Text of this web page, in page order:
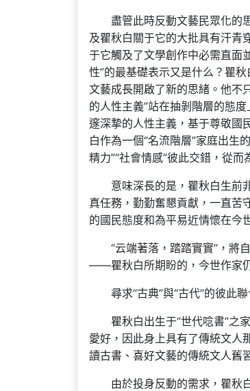
盡管此時反動文藝民眾化的
及瞿秋白關于它的大批具有汗青
于它觸及了文學創作中必需直面
性”的最基礎表示又是什么？瞿
文藝成長開啟了新的思緒。他不
的人性主義”站在抽剝階層的態
邃深摯的人性主義，基于尊敬國
白作為一個“名流階層”家庭出生
精力”“社會情感”彼此交錯，從
意味深長的是，瞿秋白生前
真任務，勤勤奮懇貢獻，一直苦
的國民態度和為平易近情懷在今
“云端著落，踏踏實實”，將
——瞿秋白所期盼的，今世作家
尋求“古典”與“古代”的彼此
瞿秋白出生于“世代唸書”之
愛好，因此身上具有了傳統文人
讀古書、喜好文藝的傳統文人舊
由於投身反動的需求，瞿秋